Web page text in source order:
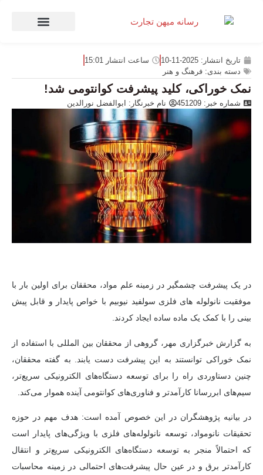
تاریخ انتشار: 2025-11-10 ساعت انتشار 15:01
دسته بندی: فرهنگ و هنر
نمک خوراکی، کلید پیشرفت کوانتومی شد!
شماره خبر: 451209 نام خبرنگار: ابوالفضل نورالدین
در یک پیشرفت چشمگیر در زمینه علم مواد، محققان برای اولین بار با
موفقیت نانولوله های فلزی سولفید نیوبیم با خواص پایدار و قابل پیش
بینی را با کمک یک ماده ساده ایجاد کردند.
به گزارش خبرگزاری مهر، گروهی از محققان بین المللی با استفاده از
نمک خوراکی توانستند به این پیشرفت دست یابند. به گفته محققان،
چنین دستاوردی راه را برای توسعه دستگاه‌های الکترونیکی سریع‌تر،
سیم‌های ابررسانا کارآمدتر و فناوری‌های کوانتومی آینده هموار می‌کند.
در بیانیه پژوهشگران در این خصوص آمده است: هدف مهم در حوزه
تحقیقات نانومواد، توسعه نانولوله‌های فلزی با ویژگی‌های پایدار است
که احتمالاً منجر به توسعه دستگاه‌های الکترونیکی سریع‌تر و انتقال
کارآمدتر برق و در عین حال پیشرفت‌های احتمالی در زمینه محاسبات